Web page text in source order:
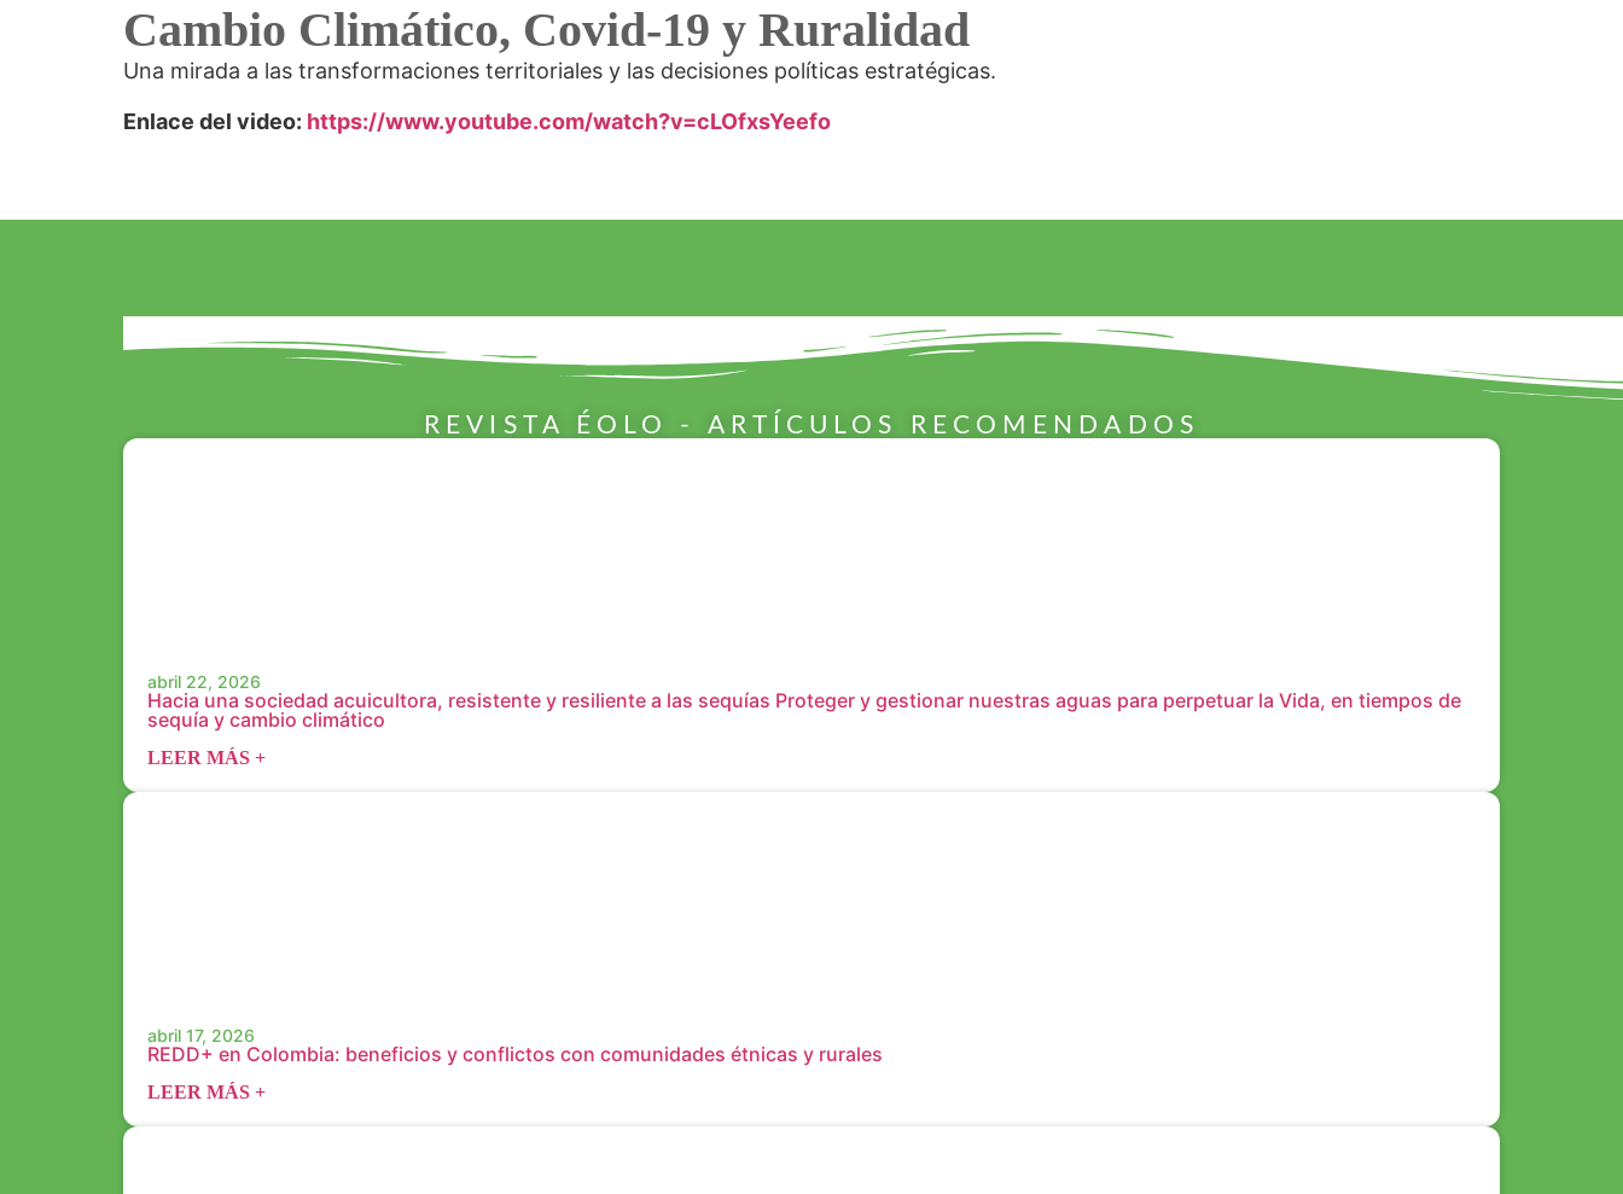
Cambio Climático, Covid-19 y Ruralidad
Una mirada a las transformaciones territoriales y las decisiones políticas estratégicas.
Enlace del video: https://www.youtube.com/watch?v=cLOfxsYeefo
REVISTA ÉOLO - ARTÍCULOS RECOMENDADOS
abril 22, 2026
Hacia una sociedad acuicultora, resistente y resiliente a las sequías Proteger y gestionar nuestras aguas para perpetuar la Vida, en tiempos de
sequía y cambio climático
LEER MÁS +
abril 17, 2026
REDD+ en Colombia: beneficios y conflictos con comunidades étnicas y rurales
LEER MÁS +